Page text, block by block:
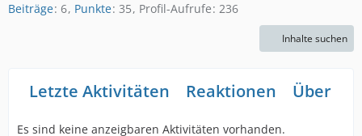
Beiträge 6 Punkte 35 Profil-Aufrufe 236
Inhalte suchen
Letzte Aktivitäten Reaktionen Über
Es sind keine anzeigbaren Aktivitäten vorhanden.